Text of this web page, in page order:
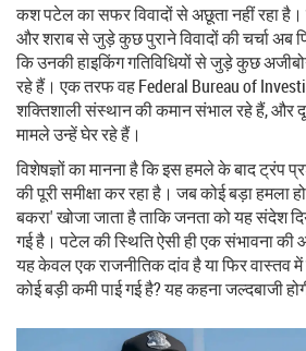
कश पटेल का सफर विवादों से अछूता नहीं रहा
और शराब से जुड़े कुछ पुराने विवादों की चर्चा अब
कि उनकी हाइकिंग गतिविधियों से जुड़े कुछ
रहे हैं। एक तरफ वहFederal Bureau of
शक्तिशाली संस्थान की कमान संभाल रहे हैं, और
मामले उन्हें घेर रहे हैं।
विशेषज्ञों का मानना है कि इस हमले के बाद ट्रंप
की पूरी समीक्षा कर रहा है। जब कोई बड़ा हमला
बकरा' खोजा जाता है ताकि जनता को यह संदेश
गई है। पटेल की स्थिति ऐसी ही एक संभावना की
यह केवल एक राजनीतिक दांव है या फिर वास्तव
कोई बड़ी कमी पाई गई है? यह कहना जल्दबाजी